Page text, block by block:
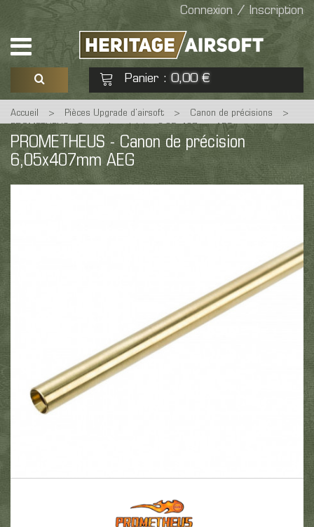
Connexion / Inscription
Panier : 0,00 €
Voir mon panier Commander
Aucun produit
Accueil > Pièces Upgrade d’airsoft > Canon de précisions
>
PROMETHEUS - Canon de précision 6,05x407mm AEG
PROMETHEUS - Canon de précision
6,05x407mm AEG